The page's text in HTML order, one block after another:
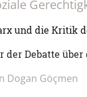
und die Kritik
der Debatte
Dogan Göçmen